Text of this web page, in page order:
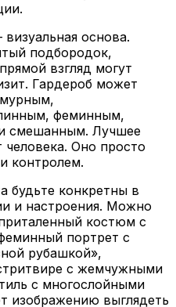
основа.
подбородок,
взгляд могут
Гардероб может
феминным,
смешанным. Лучшее
Оно просто
контролем.
будьте конкретны в
и настроения. Можно
костюм с
портрет с
рубашкой»,
с жемчужными
с многослойными
изображению выглядеть